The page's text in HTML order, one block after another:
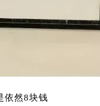
依然8块钱